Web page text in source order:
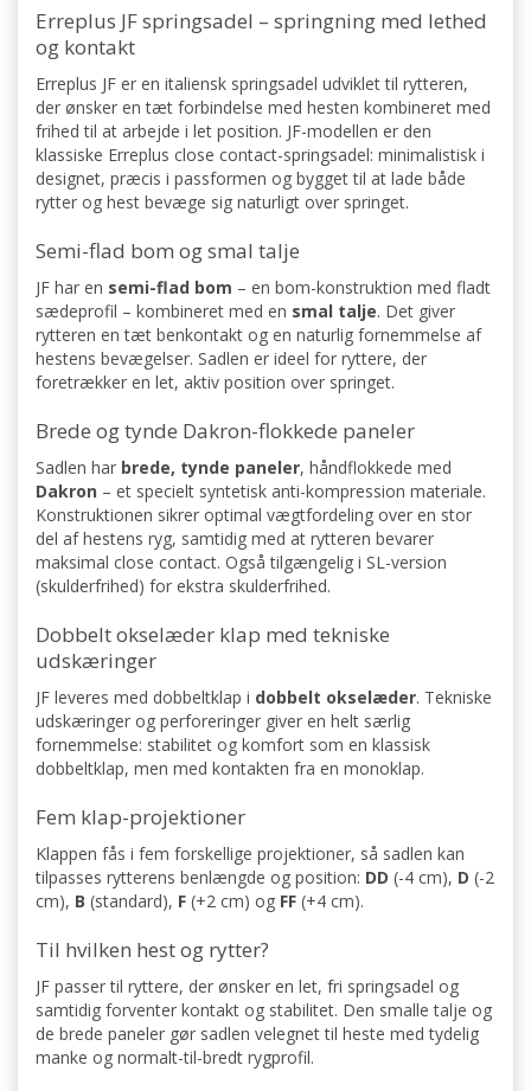
Erreplus JF springsadel – springning med lethed
og kontakt
Erreplus JF er en italiensk springsadel udviklet til rytteren,
der ønsker en tæt forbindelse med hesten kombineret med
frihed til at arbejde i let position. JF-modellen er den
klassiske Erreplus close contact-springsadel: minimalistisk i
designet, præcis i passformen og bygget til at lade både
rytter og hest bevæge sig naturligt over springet.
Semi-flad bom og smal talje
JF har en semi-flad bom – en bom-konstruktion med fladt
sædeprofil – kombineret med en smal talje. Det giver
rytteren en tæt benkontakt og en naturlig fornemmelse af
hestens bevægelser. Sadlen er ideel for ryttere, der
foretrækker en let, aktiv position over springet.
Brede og tynde Dakron-flokkede paneler
Sadlen har brede, tynde paneler, håndflokkede med
Dakron – et specielt syntetisk anti-kompression materiale.
Konstruktionen sikrer optimal vægtfordeling over en stor
del af hestens ryg, samtidig med at rytteren bevarer
maksimal close contact. Også tilgængelig i SL-version
(skulderfrihed) for ekstra skulderfrihed.
Dobbelt okselæder klap med tekniske
udskæringer
JF leveres med dobbeltklap i dobbelt okselæder. Tekniske
udskæringer og perforeringer giver en helt særlig
fornemmelse: stabilitet og komfort som en klassisk
dobbeltklap, men med kontakten fra en monoklap.
Fem klap-projektioner
Klappen fås i fem forskellige projektioner, så sadlen kan
tilpasses rytterens benlængde og position: DD (-4 cm), D (-2
cm), B (standard), F (+2 cm) og FF (+4 cm).
Til hvilken hest og rytter?
JF passer til ryttere, der ønsker en let, fri springsadel og
samtidig forventer kontakt og stabilitet. Den smalle talje og
de brede paneler gør sadlen velegnet til heste med tydelig
manke og normalt-til-bredt rygprofil.